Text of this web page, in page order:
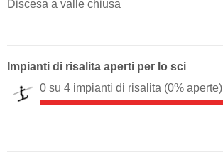
Discesa a valle chiusa
Impianti di risalita aperti per lo sci
0 su 4 impianti di risalita (0% aperte)